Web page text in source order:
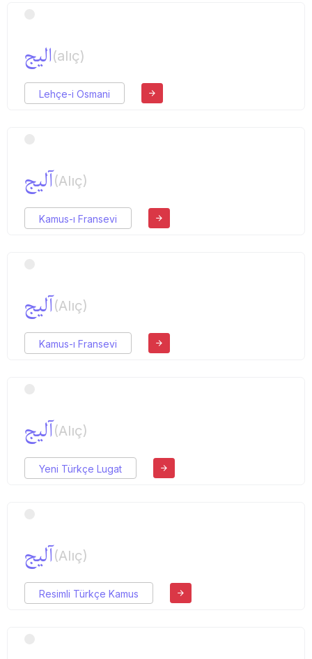
الیج(alıç)
Lehçe-i Osmani
آلیج(Alıç)
Kamus-ı Fransevi
آلیج(Alıç)
Kamus-ı Fransevi
آلیج(Alıç)
Yeni Türkçe Lugat
آلیج(Alıç)
Resimli Türkçe Kamus